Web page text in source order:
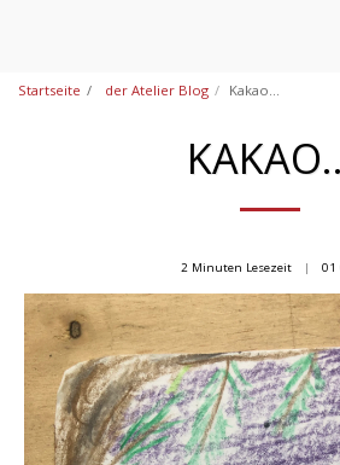
Startseite der Atelier Blog Kakao...
2 Minuten Lesezeit 01